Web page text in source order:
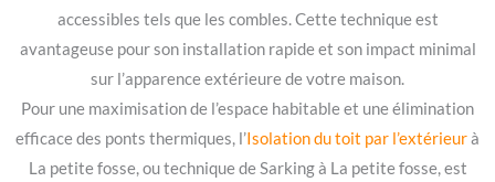
accessibles tels que les combles. Cette technique est
avantageuse pour son installation rapide et son impact minimal
sur l’apparence extérieure de votre maison.
Pour une maximisation de l’espace habitable et une élimination
efficace des ponts thermiques, l’Isolation du toit par l’extérieurà
La petite fosse, ou technique de Sarking à La petite fosse, est